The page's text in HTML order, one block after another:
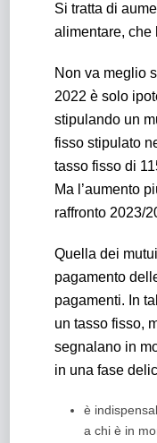
Si tratta di
alimentare, che
Non va meglio
2022 è solo
stipulando un
fisso stipulato
tasso fisso di
Ma l’aumento
raffronto 2023/
Quella dei
pagamento
pagamenti. In
un tasso fisso,
segnalano in
in una fase
è
a chi è in